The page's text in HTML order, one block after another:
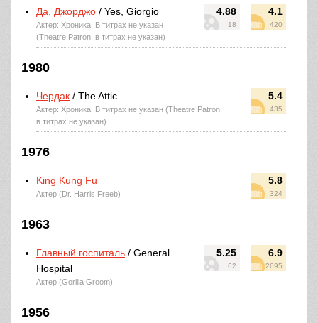
4.88
18
4.1
420
Да, Джорджо / Yes, Giorgio
Актер: Хроника, В титрах не указан
(Theatre Patron, в титрах не указан)
1980
5.4
435
Чердак / The Attic
Актер: Хроника, В титрах не указан (Theatre Patron,
в титрах не указан)
1976
5.8
324
King Kung Fu
Актер (Dr. Harris Freeb)
1963
5.25
62
6.9
2695
Главный госпиталь / General
Hospital
Актер (Gorilla Groom)
1956